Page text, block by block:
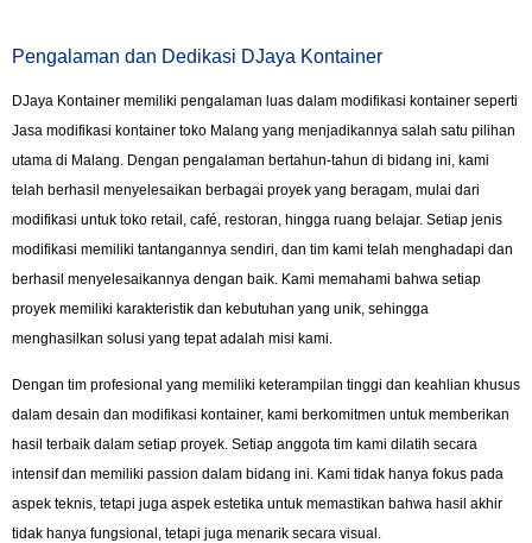
Pengalaman dan Dedikasi DJaya Kontainer
DJaya Kontainer memiliki pengalaman luas dalam modifikasi kontainer seperti
Jasa modifikasi kontainer toko Malang yang menjadikannya salah satu pilihan
utama di Malang. Dengan pengalaman bertahun-tahun di bidang ini, kami
telah berhasil menyelesaikan berbagai proyek yang beragam, mulai dari
modifikasi untuk toko retail, café, restoran, hingga ruang belajar. Setiap jenis
modifikasi memiliki tantangannya sendiri, dan tim kami telah menghadapi dan
berhasil menyelesaikannya dengan baik. Kami memahami bahwa setiap
proyek memiliki karakteristik dan kebutuhan yang unik, sehingga
menghasilkan solusi yang tepat adalah misi kami.
Dengan tim profesional yang memiliki keterampilan tinggi dan keahlian khusus
dalam desain dan modifikasi kontainer, kami berkomitmen untuk memberikan
hasil terbaik dalam setiap proyek. Setiap anggota tim kami dilatih secara
intensif dan memiliki passion dalam bidang ini. Kami tidak hanya fokus pada
aspek teknis, tetapi juga aspek estetika untuk memastikan bahwa hasil akhir
tidak hanya fungsional, tetapi juga menarik secara visual.